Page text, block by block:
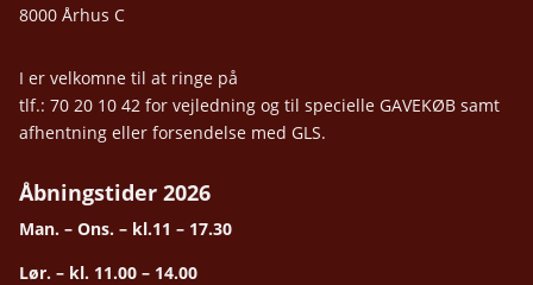
8000 Århus C
I er velkomne til at ringe på
tlf.: 70 20 10 42 for vejledning og til specielle GAVEKØB samt
afhentning eller forsendelse med GLS.
Åbningstider 2026
Man. – Ons. – kl.11 – 17.30
Lør. – kl. 11.00 – 14.00